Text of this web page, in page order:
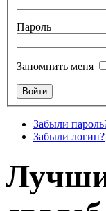
Пароль
Запомнить меня
Забыли
Забыли логин?